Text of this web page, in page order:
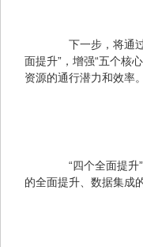
下一步，将通过
面提升”，增强“五个核
资源的通行潜力和效率。
“四个全面提升”
的全面提升、数据集成